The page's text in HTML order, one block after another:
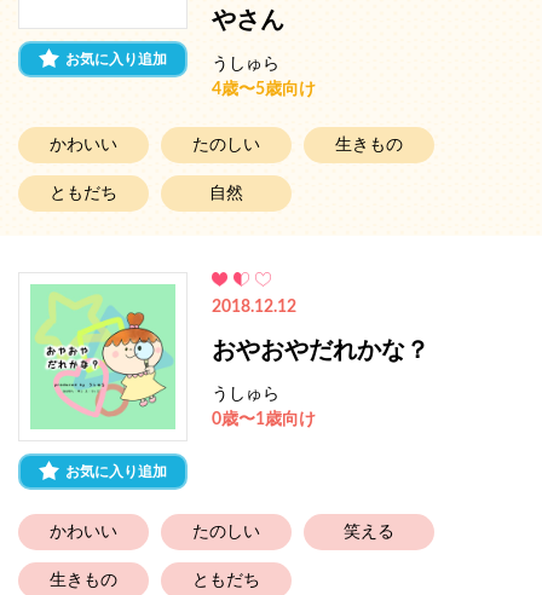
お気に入り追加
やさん
うしゅら
4歳〜5歳向け
かわいい たのしい 生きもの
ともだち 自然
お気に入り追加
2018.12.12
おやおやだれかな？
うしゅら
0歳〜1歳向け
かわいい たのしい 笑える
生きもの ともだち